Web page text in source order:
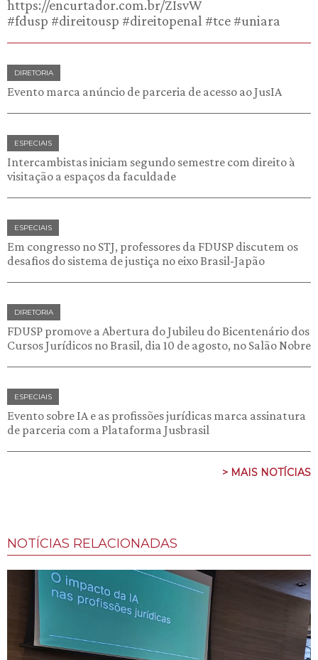
https://encurtador.com.br/ZIsvW
#fdusp #direitousp #direitopenal #tce #uniara
DIRETORIA
Evento marca anúncio de parceria de acesso ao JusIA
ESPECIAIS
Intercambistas iniciam segundo semestre com direito à
visitação a espaços da faculdade
ESPECIAIS
Em congresso no STJ, professores da FDUSP discutem os
desafios do sistema de justiça no eixo Brasil-Japão
DIRETORIA
FDUSP promove a Abertura do Jubileu do Bicentenário dos
Cursos Jurídicos no Brasil, dia 10 de agosto, no Salão Nobre
ESPECIAIS
Evento sobre IA e as profissões jurídicas marca assinatura
de parceria com a Plataforma Jusbrasil
> MAIS NOTÍCIAS
NOTÍCIAS RELACIONADAS